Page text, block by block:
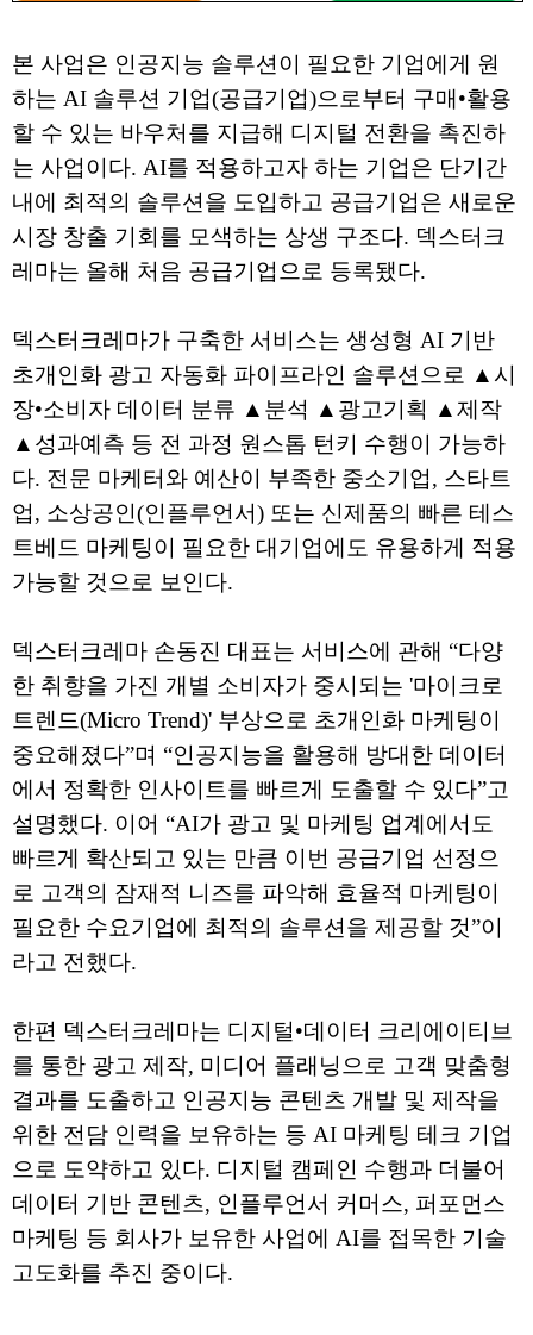
본 사업은 인공지능 솔루션이 필요한 기업에게 원
하는 AI 솔루션 기업(공급기업)으로부터 구매•활용
할 수 있는 바우처를 지급해 디지털 전환을 촉진하
는 사업이다. AI를 적용하고자 하는 기업은 단기간
내에 최적의 솔루션을 도입하고 공급기업은 새로운
시장 창출 기회를 모색하는 상생 구조다. 덱스터크
레마는 올해 처음 공급기업으로 등록됐다.
덱스터크레마가 구축한 서비스는 생성형 AI 기반
초개인화 광고 자동화 파이프라인 솔루션으로 ▲시
장•소비자 데이터 분류 ▲분석 ▲광고기획 ▲제작
▲성과예측 등 전 과정 원스톱 턴키 수행이 가능하
다. 전문 마케터와 예산이 부족한 중소기업, 스타트
업, 소상공인(인플루언서) 또는 신제품의 빠른 테스
트베드 마케팅이 필요한 대기업에도 유용하게 적용
가능할 것으로 보인다.
덱스터크레마 손동진 대표는 서비스에 관해 “다양
한 취향을 가진 개별 소비자가 중시되는 '마이크로
트렌드(Micro Trend)' 부상으로 초개인화 마케팅이
중요해졌다”며 “인공지능을 활용해 방대한 데이터
에서 정확한 인사이트를 빠르게 도출할 수 있다”고
설명했다. 이어 “AI가 광고 및 마케팅 업계에서도
빠르게 확산되고 있는 만큼 이번 공급기업 선정으
로 고객의 잠재적 니즈를 파악해 효율적 마케팅이
필요한 수요기업에 최적의 솔루션을 제공할 것”이
라고 전했다.
한편 덱스터크레마는 디지털•데이터 크리에이티브
를 통한 광고 제작, 미디어 플래닝으로 고객 맞춤형
결과를 도출하고 인공지능 콘텐츠 개발 및 제작을
위한 전담 인력을 보유하는 등 AI 마케팅 테크 기업
으로 도약하고 있다. 디지털 캠페인 수행과 더불어
데이터 기반 콘텐츠, 인플루언서 커머스, 퍼포먼스
마케팅 등 회사가 보유한 사업에 AI를 접목한 기술
고도화를 추진 중이다.